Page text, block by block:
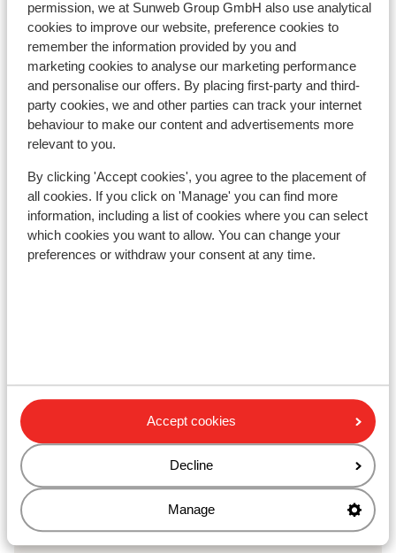
permission, we at Sunweb Group GmbH also use analytical
cookies to improve our website, preference cookies to
remember the information provided by you and
marketing cookies to analyse our marketing performance
and personalise our offers. By placing first-party and third-
party cookies, we and other parties can track your internet
behaviour to make our content and advertisements more
relevant to you.
By clicking 'Accept cookies', you agree to the placement of
all cookies. If you click on 'Manage' you can find more
information, including a list of cookies where you can select
which cookies you want to allow. You can change your
preferences or withdraw your consent at any time.
Accept cookies
Decline
Manage
Lift pass, lessons & rental
Lift pass
Ski lessons
Ski/snowboard hire
Other accommodation in Folgarida-
Wellness Hotel Luna
Armon Greenblu Hotel & Wellness